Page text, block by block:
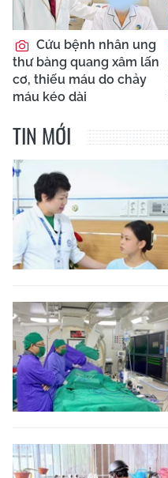
Cứu bệnh nhân ung
thư bàng quang xâm lấn
cơ, thiếu máu do chảy
máu kéo dài
TIN MỚI